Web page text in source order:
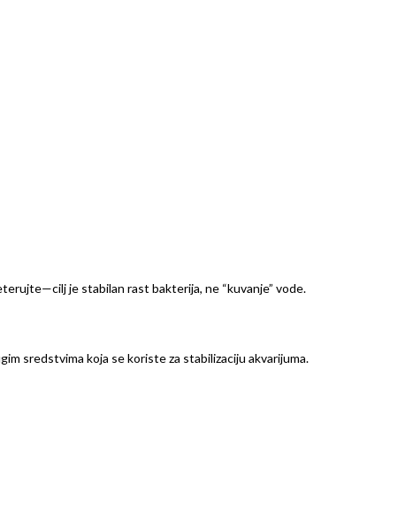
je stabilan rast bakterija, ne “kuvanje” vode.
sredstvima koja se koriste za stabilizaciju akvarijuma.